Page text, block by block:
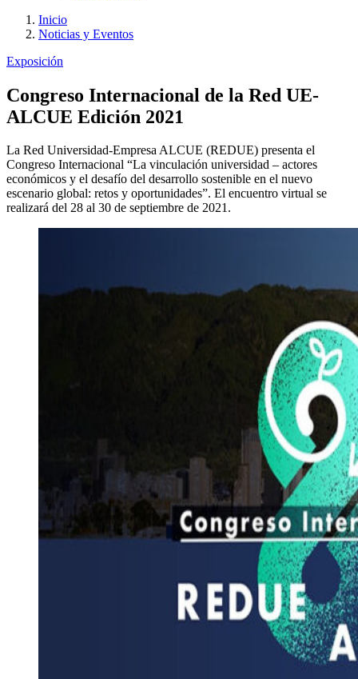
Inicio
Noticias y Eventos
Exposición
Congreso Internacional de la Red UE-
ALCUE Edición 2021
La Red Universidad-Empresa ALCUE (REDUE) presenta el
Congreso Internacional “La vinculación universidad – actores
económicos y el desafío del desarrollo sostenible en el nuevo
escenario global: retos y oportunidades”. El encuentro virtual se
realizará del 28 al 30 de septiembre de 2021.